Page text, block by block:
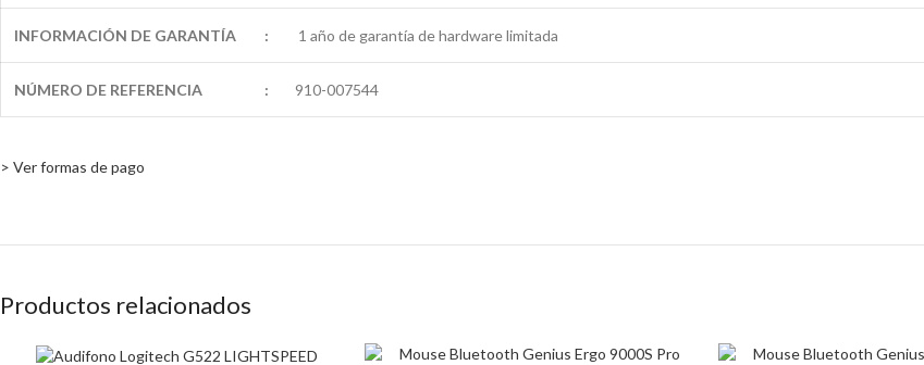
INFORMACIÓN DE GARANTÍA : 1 año de garantía de hardware limitada
NÚMERO DE REFERENCIA : 910-007544
> Ver formas de pago
Productos relacionados